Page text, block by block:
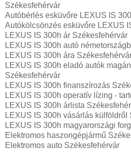
Székesfehérvár
Autóbérlés esküvőre LEXUS IS
Autókölcsönzés esküvőre LEXUS
LEXUS IS 300h ár Székesfehérvár
LEXUS IS 300h autó
LEXUS IS 300h ára
LEXUS IS 300h eladó autók
Székesfehérvár
LEXUS IS 300h finanszírozás
LEXUS IS 300h operatív lízing -
LEXUS IS 300h árlista
LEXUS IS 300h vásárlás külföldről
LEXUS IS 300h magyarországi
Elektromos haszongépjármű‎
Elektromos auto‎ Székesfehérvár